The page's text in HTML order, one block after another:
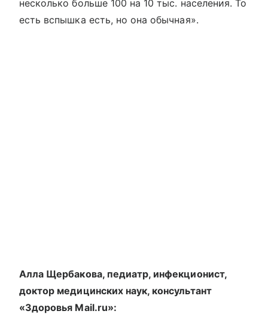
несколько больше 100 на 10 тыс. населения. То
есть вспышка есть, но она обычная».
Алла Щербакова, педиатр, инфекционист,
доктор медицинских наук, консультант
«Здоровья Mail.ru»: